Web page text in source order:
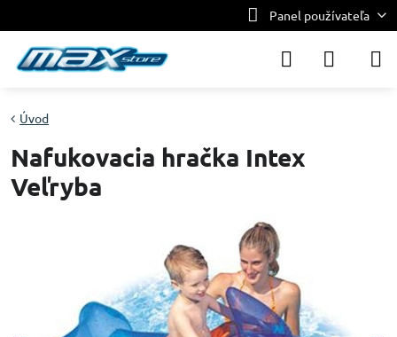
Panel používateľa
Úvod
Nafukovacia hračka Intex
Veľryba